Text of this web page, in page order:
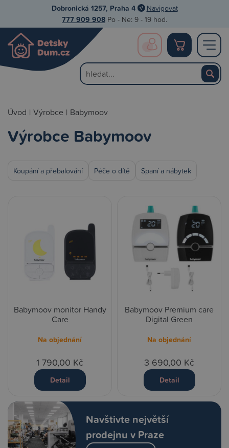
Dobronická 1257, Praha 4 Navigovat
777 909 908 Po - Ne: 9 - 19 hod.
Úvod | Výrobce | Babymoov
Výrobce Babymoov
Koupání a přebalování Péče o dítě Spaní a nábytek
Navštivte největší
prodejnu v Praze
Babymoov monitor Handy
Care
Na objednání
1 790,00 Kč
Detail
Babymoov Premium care
Digital Green
Na objednání
3 690,00 Kč
Detail